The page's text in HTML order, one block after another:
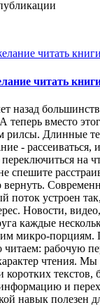
читать
назад
теперь вместо
рилсы. Длинные
- рассеиваться,
на
спешите
поток устроен
Новости,
каждые
микро-
рабочую
чтения. Мы
коротких текстов,
и
навык полезен